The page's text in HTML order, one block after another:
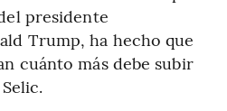
presidente
Trump, ha hecho que
cuánto más debe subir